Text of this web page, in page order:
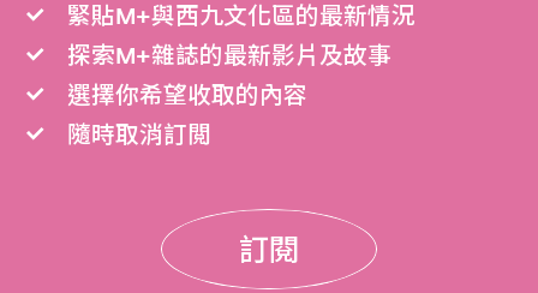
緊貼M+與西九文化區的最新情況
探索M+雜誌的最新影片及故事
選擇你希望收取的內容
隨時取消訂閲
訂閱